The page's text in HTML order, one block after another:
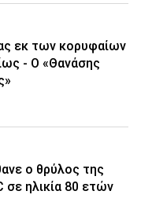
εκ των κορυφαίων
- Ο «Θανάσης
ο θρύλος της
ηλικία 80 ετών